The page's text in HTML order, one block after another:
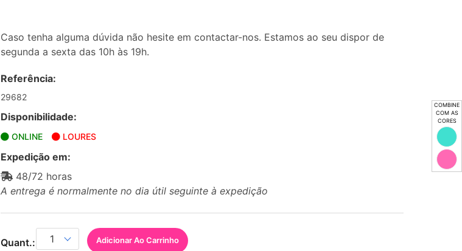
COMBINE
COM AS
CORES
Caso tenha alguma dúvida não hesite em contactar-nos. Estamos ao seu dispor de
segunda a sexta das 10h às 19h.
Referência:
29682
Disponibilidade:
ONLINE LOURES
Expedição em:
48/72 horas
A entrega é normalmente no dia útil seguinte à expedição
Quant.: Adicionar Ao Carrinho